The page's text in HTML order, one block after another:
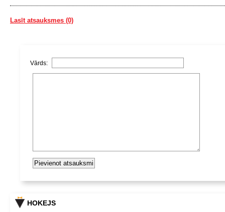
Lasīt atsauksmes (0)
Vārds:
HOKEJS